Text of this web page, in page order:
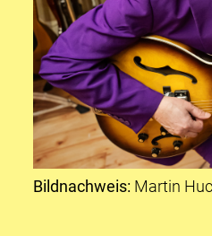
Bildnachweis: Martin